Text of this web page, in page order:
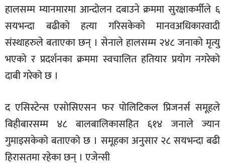
हालसम्म म्यानमारमा आन्दोलन दबाउने क्रममा सुरक्षाकर्मीले ६
सयभन्दा बढीको हत्या गरिसकेको मानवअधिकारवादी
संस्थाहरुले बताएका छन् । सेनाले हालसम्म २४८ जनाको मृत्यु
भएको र प्रदर्शनका क्रममा स्वचालित हतियार प्रयोग नगरेको
दाबी गरेको छ ।
द एसिस्टेन्स एसोसिएसन फर पोलिटिकल प्रिजनर्स समूहले
बिहीबारसम्म ४८ बालबालिकासहित ६१४ जनाले ज्यान
गुमाइसकेको बताएको छ । समूहका अनुसार २८ सयभन्दा बढी
हिरासतमा रहेका छन् । एजेन्सी